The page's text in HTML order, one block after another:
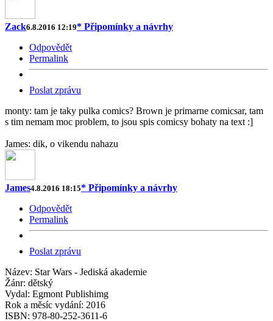
Zack6.8.2016 12:19* Připomínky a návrhy
Odpovědět
Permalink
Poslat zprávu
monty: tam je taky pulka comics? Brown je primarne comicsar, tam
s tim nemam moc problem, to jsou spis comicsy bohaty na text :]
James: dik, o vikendu nahazu
James4.8.2016 18:15* Připomínky a návrhy
Odpovědět
Permalink
Poslat zprávu
Název: Star Wars - Jediská akademie
Žánr: dětský
Vydal: Egmont Publishimg
Rok a měsíc vydání: 2016
ISBN: 978-80-252-3611-6